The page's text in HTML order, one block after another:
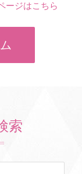
ージはこちら
索